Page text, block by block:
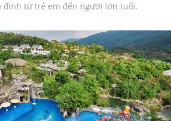
đình từ trẻ em đến người lớn tuổi.